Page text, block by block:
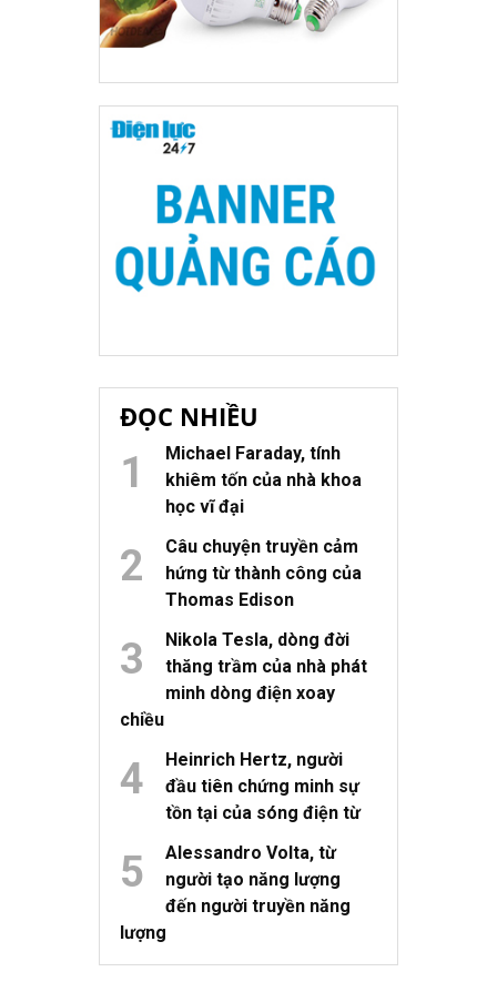
ĐỌC NHIỀU
Michael Faraday, tính
khiêm tốn của nhà khoa
học vĩ đại
Câu chuyện truyền cảm
hứng từ thành công của
Thomas Edison
Nikola Tesla, dòng đời
thăng trầm của nhà phát
minh dòng điện xoay
chiều
Heinrich Hertz, người
đầu tiên chứng minh sự
tồn tại của sóng điện từ
Alessandro Volta, từ
người tạo năng lượng
đến người truyền năng
lượng